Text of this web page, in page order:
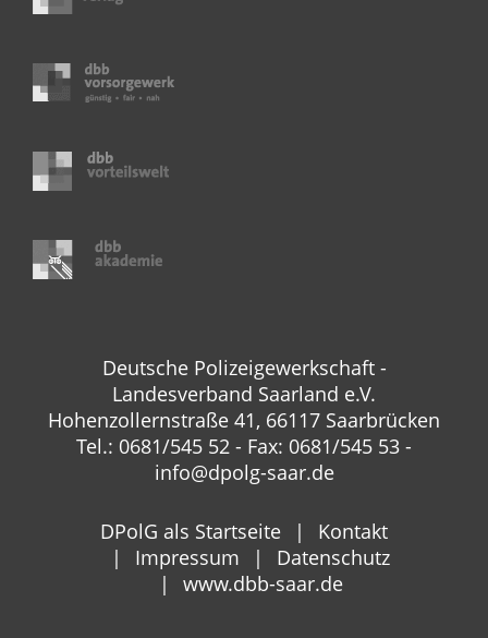
Deutsche Polizeigewerkschaft -
Landesverband Saarland e.V.
Hohenzollernstraße 41, 66117 Saarbrücken
Tel.: 0681/545 52 - Fax: 0681/545 53 -
info@dpolg-saar.de
DPolG als Startseite
Kontakt
Impressum
Datenschutz
www.dbb-saar.de